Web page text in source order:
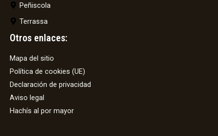
Peñiscola
Terrassa
Otros enlaces:
Mapa del sitio
Política de cookies (UE)
Declaración de privacidad
Aviso legal
Hachís al por mayor